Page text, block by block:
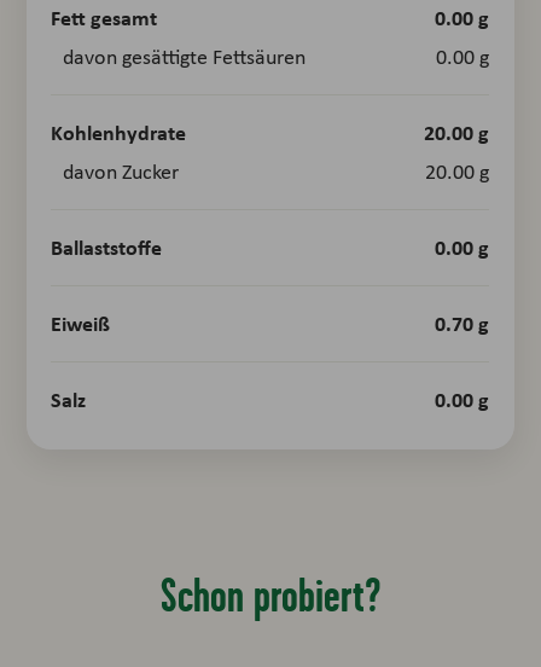
Fett gesamt 0.00 g
davon gesättigte Fettsäuren 0.00 g
Kohlenhydrate 20.00 g
davon Zucker 20.00 g
Ballaststoffe 0.00 g
Eiweiß 0.70 g
Salz 0.00 g
Schon probiert?